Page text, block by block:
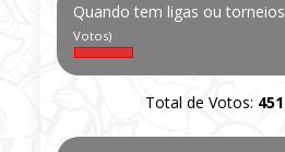
Quando tem ligas ou torneios
Votos)
Total de Votos: 451